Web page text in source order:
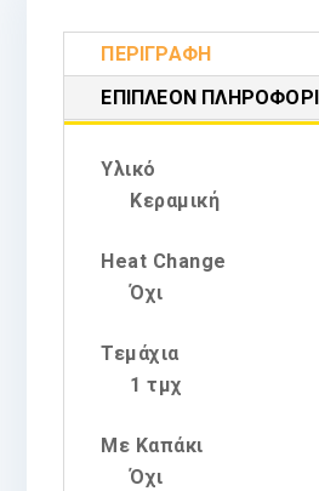
ΠΕΡΙΓΡΑΦΉ
ΕΠΙΠΛΈΟΝ
Υλικό
Κεραμική
Heat Change
Όχι
Τεμάχια
1 τμχ
Με Καπάκι
Όχι